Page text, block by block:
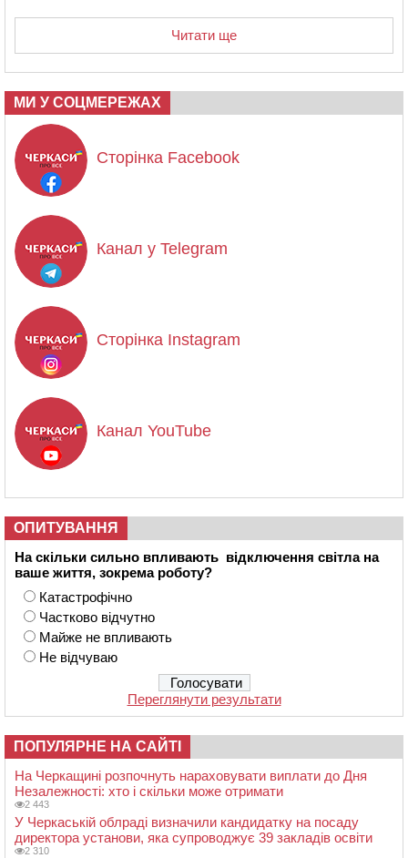
Читати ще
МИ У СОЦМЕРЕЖАХ
Сторінка Facebook
Канал у Telegram
Сторінка Instagram
Канал YouTube
ОПИТУВАННЯ
На скільки сильно впливають відключення світла на
ваше життя, зокрема роботу?
Катастрофічно
Частково відчутно
Майже не впливають
Не відчуваю
Переглянути результати
ПОПУЛЯРНЕ НА САЙТІ
На Черкащині розпочнуть нараховувати виплати до Дня
Незалежності: хто і скільки може отримати
2 443
У Черкаській облраді визначили кандидатку на посаду
директора установи, яка супроводжує 39 закладів освіти
2 310